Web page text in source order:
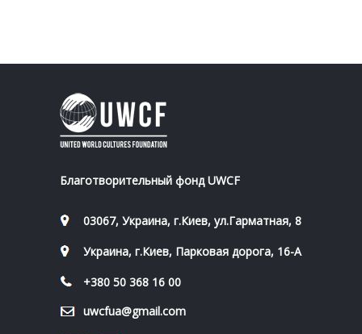
Благотворительный фонд UWCF
03067, Украина, г.Киев, ул.Гарматная, 8
Украина, г.Киев, Парковая дорога, 16-А
+380 50 368 16 00
uwcfua@gmail.com